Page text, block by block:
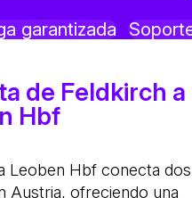
garantizada
de Feldkirch a
Hbf
Leoben Hbf conecta dos
Austria, ofreciendo una